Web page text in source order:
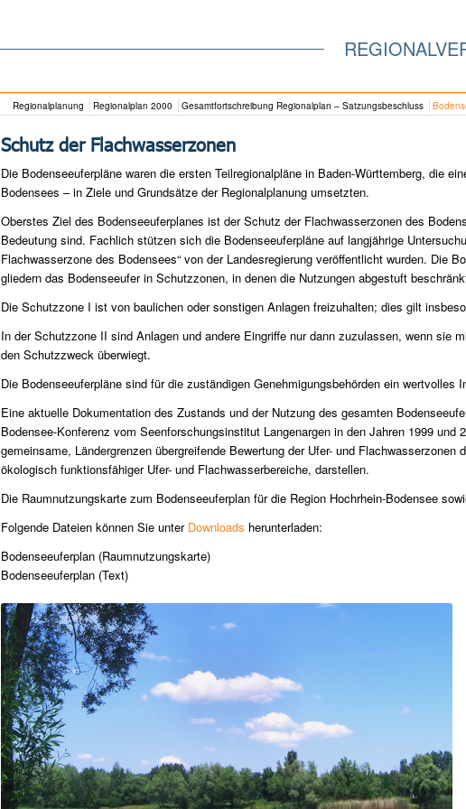
Regionalplanung Regionalplan 2000 Gesamtfortschreibung Regionalplan – Satzungsbeschluss
Schutz der Flachwasserzonen
Die Bodenseeuferpläne waren die ersten Teilregionalpläne in Baden-Württemberg, die
Bodensees – in Ziele und Grundsätze der Regionalplanung umsetzten.
Oberstes Ziel des Bodenseeuferplanes ist der Schutz der Flachwasserzonen des
Bedeutung sind. Fachlich stützen sich die Bodenseeuferpläne auf langjährige
Flachwasserzone des Bodensees“ von der Landesregierung veröffentlicht wurden. Die
gliedern das Bodenseeufer in Schutzzonen, in denen die Nutzungen abgestuft
Die Schutzzone I ist von baulichen oder sonstigen Anlagen freizuhalten; dies gilt
In der Schutzzone II sind Anlagen und andere Eingriffe nur dann zuzulassen, wenn
den Schutzzweck überwiegt.
Die Bodenseeuferpläne sind für die zuständigen Genehmigungsbehörden ein
Eine aktuelle Dokumentation des Zustands und der Nutzung des gesamten
Bodensee-Konferenz vom Seenforschungsinstitut Langenargen in den Jahren 1999
gemeinsame, Ländergrenzen übergreifende Bewertung der Ufer- und
ökologisch funktionsfähiger Ufer- und Flachwasserbereiche, darstellen.
Die Raumnutzungskarte zum Bodenseeuferplan für die Region Hochrhein-Bodensee
Folgende Dateien können Sie unter Downloads herunterladen:
Bodenseeuferplan (Raumnutzungskarte)
Bodenseeuferplan (Text)